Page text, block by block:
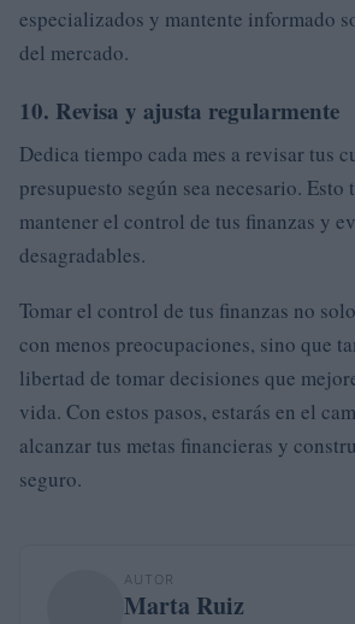
especializados y mantente informado
del mercado.
10. Revisa y ajusta regularmente
Dedica tiempo cada mes a revisar tus
presupuesto según sea necesario. Esto
mantener el control de tus finanzas y
desagradables.
Tomar el control de tus finanzas no
con menos preocupaciones, sino que
libertad de tomar decisiones que
vida. Con estos pasos, estarás en el
alcanzar tus metas financieras y
seguro.
AUTOR
Marta Ruiz